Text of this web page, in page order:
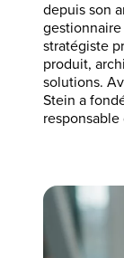
depuis son
gestionnaire
stratégiste
produit,
solutions.
Stein a
responsable